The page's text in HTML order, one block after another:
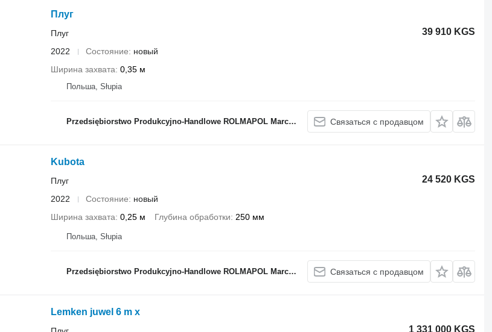
Плуг
39 910 KGS
Плуг
2022
Состояние
новый
Ширина захвата 0,35 м
Польша, Słupia
Przedsiębiorstwo Produkcyjno-Handlowe ROLMAPOL Marcin Dziekan Связаться с продавцом
Kubota
24 520 KGS
Плуг
2022
Состояние
новый
Ширина захвата 0,25 м Глубина обработки 250 мм
Польша, Słupia
Przedsiębiorstwo Produkcyjno-Handlowe ROLMAPOL Marcin Dziekan Связаться с продавцом
Lemken juwel 6 m x
1 331 000 KGS